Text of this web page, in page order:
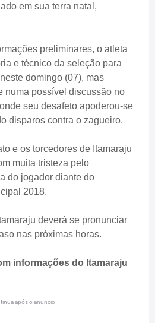
em sua terra natal,
preliminares, o atleta
e técnico da seleção para
domingo (07), mas
numa possível discussão no
seu desafeto apoderou-se
disparos contra o zagueiro.
e os torcedores de Itamaraju
muita tristeza pelo
do jogador diante do
2018.
deverá se pronunciar
nas próximas horas.
informações do Itamaraju
após o anuncio